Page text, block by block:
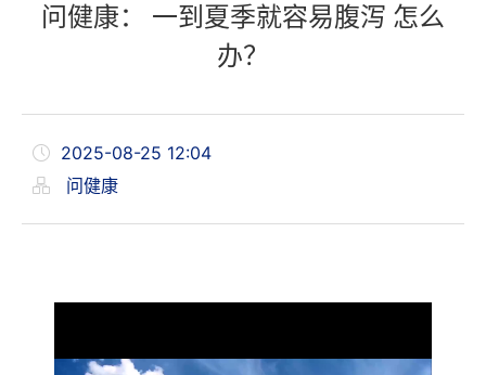
问健康： 一到夏季就容易腹泻 怎么
办？
2025-08-25 12:04
问健康